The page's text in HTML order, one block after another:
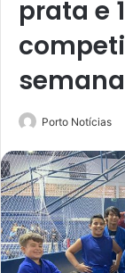
prata e
Porto Notícias